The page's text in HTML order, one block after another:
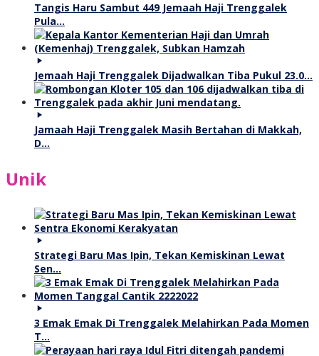
Tangis Haru Sambut 449 Jemaah Haji Trenggalek
Pula…
Jemaah Haji Trenggalek Dijadwalkan Tiba Pukul 23.0…
Jamaah Haji Trenggalek Masih Bertahan di Makkah,
D…
Unik
Strategi Baru Mas Ipin, Tekan Kemiskinan Lewat
Sen…
3 Emak Emak Di Trenggalek Melahirkan Pada Momen
T…